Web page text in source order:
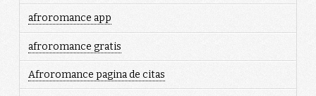
afroromance app
afroromance gratis
Afroromance pagina de citas